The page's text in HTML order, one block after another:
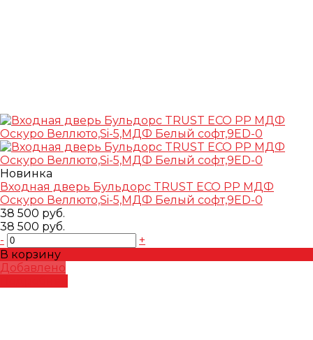
Новинка
Входная дверь Бульдорс TRUST ECO РP МДФ
Оскуро Веллюто,Si-5,МДФ Белый софт,9ED-0
38 500 руб.
38 500 руб.
-
+
В корзину
Добавлено